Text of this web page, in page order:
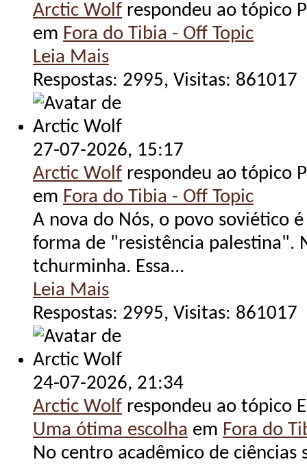
Arctic Wolf respondeu ao tópico
em Fora do Tibia - Off Topic
Leia Mais
Respostas: 2995, Visitas: 861017
27-07-2026, 15:17
Arctic Wolf respondeu ao tópico
em Fora do Tibia - Off Topic
A nova do Nós, o povo soviético
forma de "resistência palestina".
tchurminha. Essa...
Leia Mais
Respostas: 2995, Visitas: 861017
24-07-2026, 21:34
Arctic Wolf respondeu ao tópico
Uma ótima escolha em Fora do
No centro acadêmico de ciências